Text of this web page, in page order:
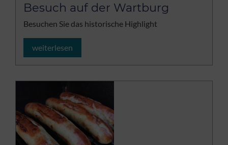
Besuch auf der Wartburg
Besuchen Sie das historische Highlight
weiterlesen